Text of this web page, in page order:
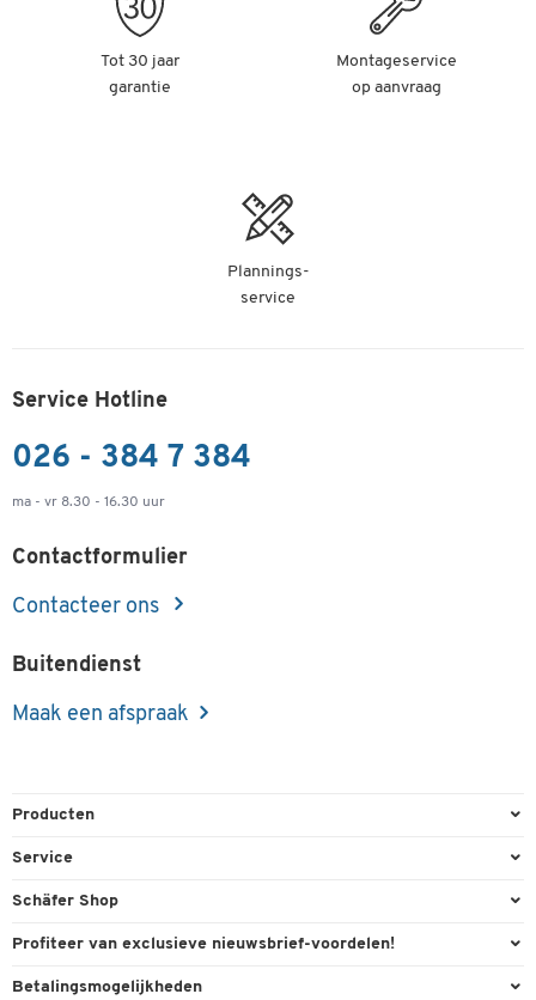
Tot 30 jaar
garantie
Montageservice
op aanvraag
Plannings-
service
Service Hotline
026 - 384 7 384
ma - vr 8.30 - 16.30 uur
Contactformulier
Contacteer ons
Buitendienst
Maak een afspraak
Producten
Kantoorbenodigdheden
Milieutechniek
Service
Bestelling herroepen
Schäfer Shop
Algemene voorwaarden
Profiteer van exclusieve nieuwsbrief-voordelen!
Welkomstgeschenk
Betalingsmogelijkheden